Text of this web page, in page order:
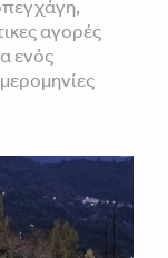
αγορές
ενός